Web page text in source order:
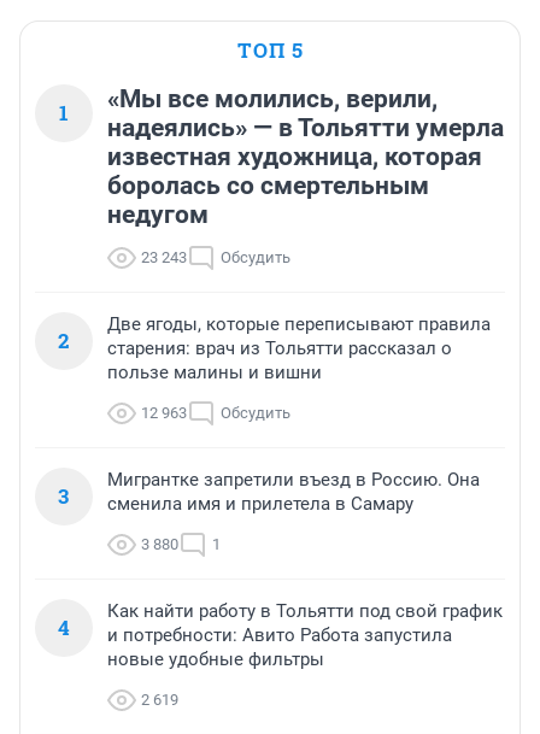
ТОП 5
1
«Мы все молились, верили,
надеялись» — в Тольятти умерла
известная художница, которая
боролась со смертельным
недугом
23 243 Обсудить
2
Две ягоды, которые переписывают правила
старения: врач из Тольятти рассказал о
пользе малины и вишни
12 963 Обсудить
3
Мигрантке запретили въезд в Россию. Она
сменила имя и прилетела в Самару
3 880 1
4
Как найти работу в Тольятти под свой график
и потребности: Авито Работа запустила
новые удобные фильтры
2 619